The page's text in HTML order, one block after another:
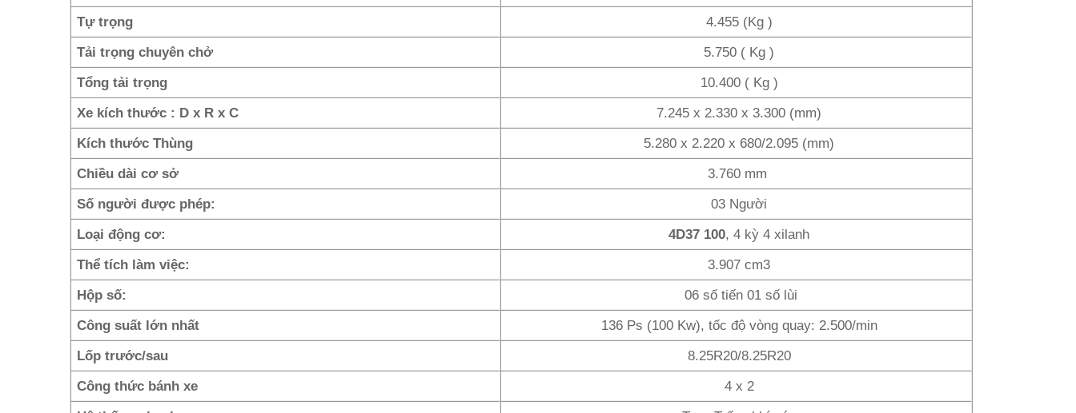
Tự trọng
4.455 (Kg )
Tải trọng chuyên chở
5.750 ( Kg )
Tổng tải trọng
10.400 ( Kg )
Xe kích thước : D x R x C
7.245 x 2.330 x 3.300 (mm)
Kích thước Thùng
5.280 x 2.220 x 680/2.095 (mm)
Chiều dài cơ sở
3.760 mm
Số người được phép:
03 Người
Loại động cơ:
4D37 100, 4 kỳ 4 xilanh
Thể tích làm việc:
3.907 cm3
Hộp số:
06 số tiến 01 số lùi
Công suất lớn nhất
136 Ps (100 Kw), tốc độ vòng quay: 2.500/min
Lốp trước/sau
8.25R20/8.25R20
Công thức bánh xe
4 x 2